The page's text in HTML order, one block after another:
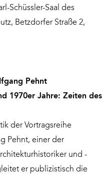
Schüssler-Saal des
Betzdorfer Straße 2,
Pehnt
1970er Jahre: Zeiten des
der Vortragsreihe
Pehnt, einer der
und -
er publizistisch die